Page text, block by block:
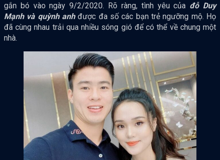
gắn bó vào ngày 9/2/2020. Rõ ràng, tình yêu của đỗ Duy
Mạnh và quỳnh anhđược đa số các bạn trẻ ngưỡng mộ. Họ
đã cùng nhau trải qua nhiều sóng gió để có thể về chung một
nhà.